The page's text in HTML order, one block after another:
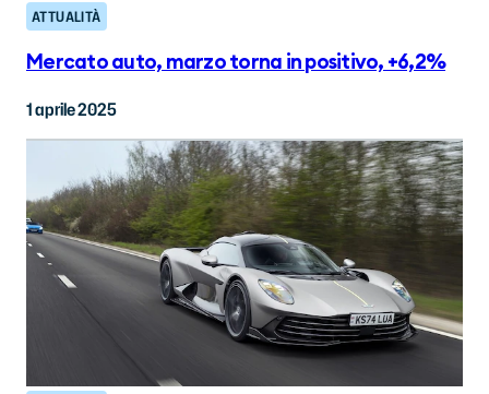
ATTUALITÀ
Mercato auto, marzo torna in positivo, +6,2%
1 aprile 2025